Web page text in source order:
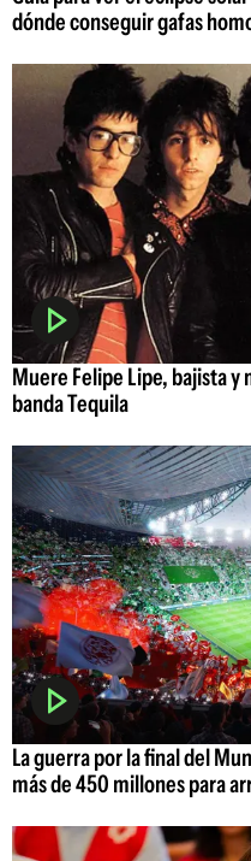
dónde conseguir gafas
Muere Felipe Lipe, bajista
banda Tequila
La guerra por la final del
más de 450 millones para